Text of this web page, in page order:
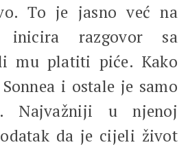
To je jasno već na
inicira razgovor sa
mu platiti piće. Kako
i ostale je samo
Najvažniji u njenoj
da je cijeli život